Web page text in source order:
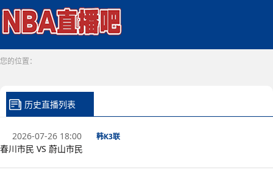
您的位置：
历史直播列表
2026-07-26 18:00 韩K3联
春川市民 VS 蔚山市民